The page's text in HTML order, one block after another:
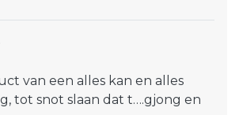
van een alles kan en alles
tot snot slaan dat t….gjong en